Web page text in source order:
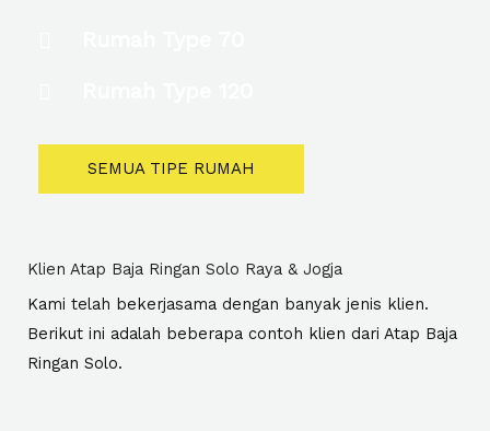
SEMUA TIPE RUMAH
Klien Atap Baja Ringan Solo Raya & Jogja
Kami telah bekerjasama dengan banyak jenis klien.
Berikut ini adalah beberapa contoh klien dari Atap Baja
Ringan Solo.